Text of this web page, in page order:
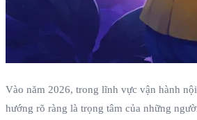
Vào năm 2026, trong lĩnh vực vận hành
hướng rõ ràng là trọng tâm của những